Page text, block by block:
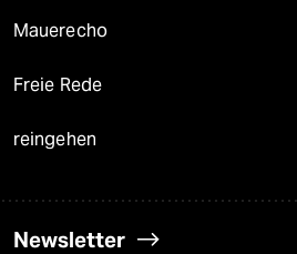
Mauerecho
Freie Rede
reingehen
Newsletter